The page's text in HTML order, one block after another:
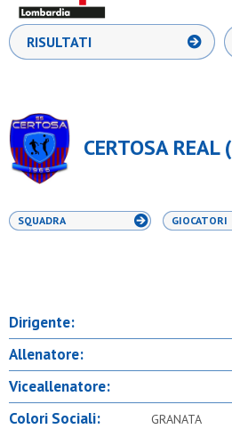
RISULTATI
CERTOSA REAL
SQUADRA GIOCATORI
Dirigente:
Allenatore:
Viceallenatore:
Colori Sociali:
GRANATA